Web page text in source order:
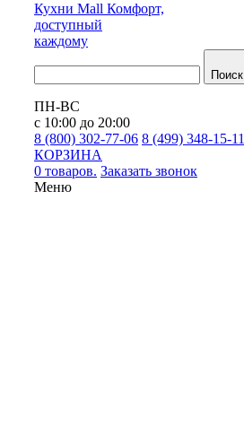
Кухни Mall Комфорт,
доступный
каждому
Поиск
ПН-ВС
с 10:00 до 20:00
8 (800) 302-77-06 8 (499) 348-15-11
КОРЗИНА
0 товаров. Заказать звонок
Меню